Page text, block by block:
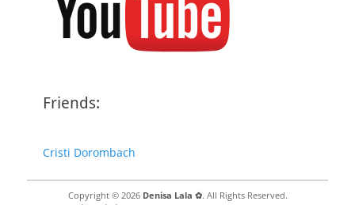
Friends:
Cristi Dorombach
Copyright © 2026 Denisa Lala ✿. All Rights Reserved.